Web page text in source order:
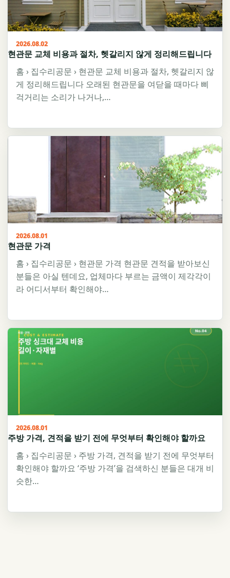
2026.08.02
현관문 교체 비용과 절차, 헷갈리지 않게 정리해드립니다
홈 › 집수리공문 › 현관문 교체 비용과 절차, 헷갈리지 않
게 정리해드립니다 오래된 현관문을 여닫을 때마다 삐
걱거리는 소리가 나거나,…
2026.08.01
현관문 가격
홈 › 집수리공문 › 현관문 가격 현관문 견적을 받아보신
분들은 아실 텐데요, 업체마다 부르는 금액이 제각각이
라 어디서부터 확인해야…
2026.08.01
주방 가격, 견적을 받기 전에 무엇부터 확인해야 할까요
홈 › 집수리공문 › 주방 가격, 견적을 받기 전에 무엇부터
확인해야 할까요 ‘주방 가격’을 검색하신 분들은 대개 비
슷한…